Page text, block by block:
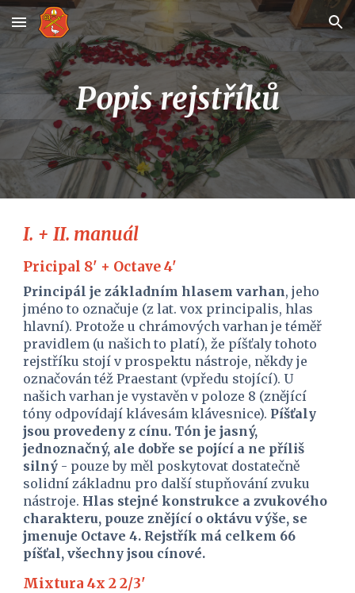
Skip to main content Skip to navigation
Popis rejstříků
I. + II. manuál
Pricipal 8' + Octave 4'
Principál je základním hlasem varhan, jeho
jméno to označuje (z lat. vox principalis, hlas
hlavní). Protože u chrámových varhan je téměř
pravidlem (u našich to platí), že píšťaly tohoto
rejstříku stojí v prospektu nástroje, někdy je
označován též Praestant (vpředu stojící). U
našich varhan je vystavěn v poloze 8 (znějící
tóny odpovídají klávesám klávesnice). Píšťaly
jsou provedeny z cínu. Tón je jasný,
jednoznačný, ale dobře se pojící a ne příliš
silný - pouze by měl poskytovat dostatečně
solidní základnu pro další stupňování zvuku
nástroje. Hlas stejné konstrukce a zvukového
charakteru, pouze znějící o oktávu výše, se
jmenuje Octave 4. Rejstřík má celkem 66
píšťal, všechny jsou cínové.
Mixtura 4x 2 2/3'